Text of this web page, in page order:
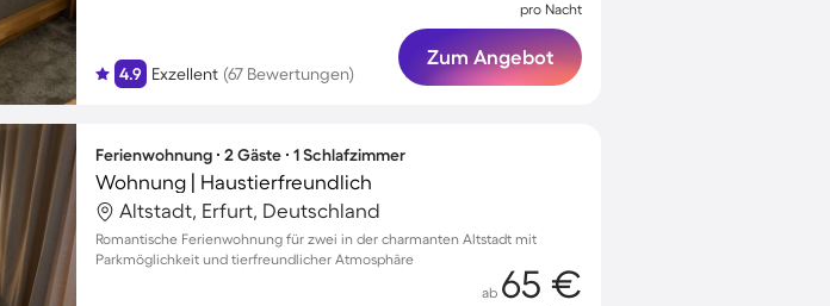
4.9 Exzellent (67 Bewertungen)
pro Nacht
Zum Angebot
Ferienwohnung ∙ 2 Gäste ∙ 1 Schlafzimmer
Wohnung | Haustierfreundlich
Altstadt, Erfurt, Deutschland
Romantische Ferienwohnung für zwei in der charmanten Altstadt mit
Parkmöglichkeit und tierfreundlicher Atmosphäre
ab 65 €